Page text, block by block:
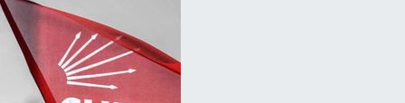
Eğitim
Ekonomi
Son Dakika Haberleri
Haber Arşivi